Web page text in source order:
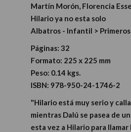
Martín Morón, Florencia
Hilario ya no esta solo
Albatros - Infantil > Primeros
Páginas: 32
Formato: 225 x 225 mm
Peso: 0.14 kgs.
ISBN: 978-950-24-1746-2
"Hilario está muy serio y
mientras Dalú se pasea de
esta vez a Hilario para